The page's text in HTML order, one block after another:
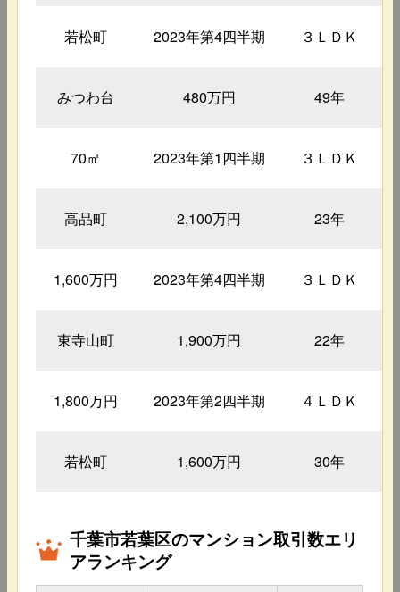
若松町 2023年第4四半期 ３ＬＤＫ
みつわ台 480万円 49年
70㎡ 2023年第1四半期 ３ＬＤＫ
高品町 2,100万円 23年
1,600万円 2023年第4四半期 ３ＬＤＫ
東寺山町 1,900万円 22年
1,800万円 2023年第2四半期 ４ＬＤＫ
若松町 1,600万円 30年
千葉市若葉区のマンション取引数エリ
アランキング